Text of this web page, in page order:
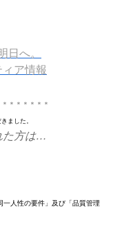
へ。
ア情報
＊＊＊＊＊＊
ました。
た方は…
人性の要件」及び「品質管理